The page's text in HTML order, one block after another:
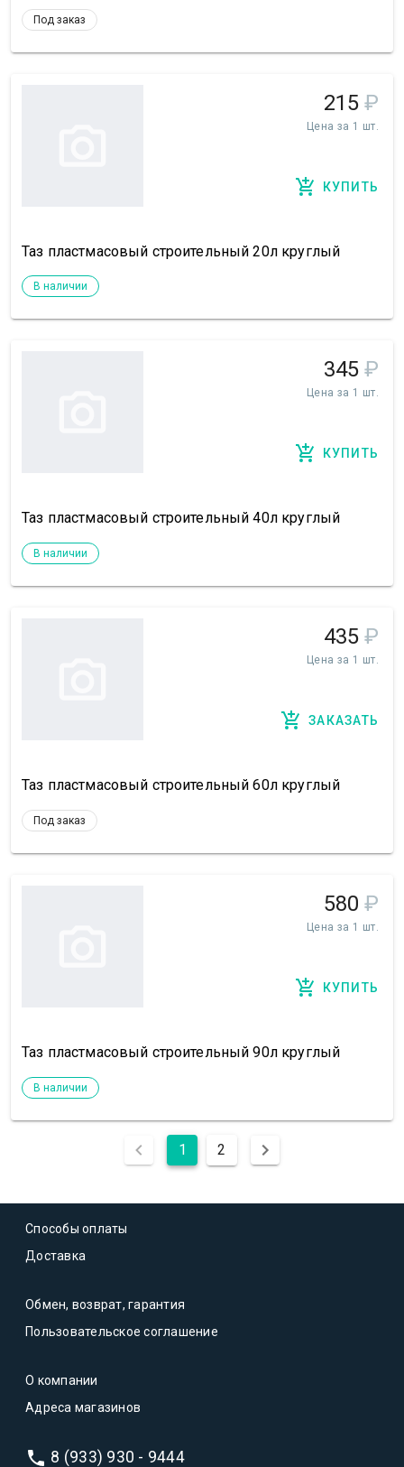
Под заказ
215 ₽
Цена за 1 шт.
КУПИТЬ
Таз пластмасовый строительный 20л круглый
В наличии
345 ₽
Цена за 1 шт.
КУПИТЬ
Таз пластмасовый строительный 40л круглый
В наличии
435 ₽
Цена за 1 шт.
ЗАКАЗАТЬ
Таз пластмасовый строительный 60л круглый
Под заказ
580 ₽
Цена за 1 шт.
КУПИТЬ
Таз пластмасовый строительный 90л круглый
В наличии
1 2
Способы оплаты
Доставка
Обмен, возврат, гарантия
Пользовательское соглашение
О компании
Адреса магазинов
8 (933) 930 - 9444